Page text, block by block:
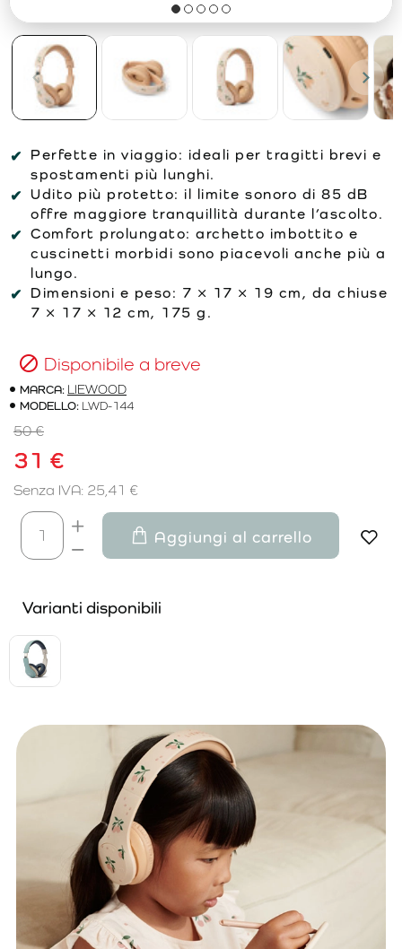
Perfette in viaggio: ideali per tragitti brevi e
spostamenti più lunghi.
Udito più protetto: il limite sonoro di 85 dB
offre maggiore tranquillità durante l’ascolto.
Comfort prolungato: archetto imbottito e
cuscinetti morbidi sono piacevoli anche più a
lungo.
Dimensioni e peso: 7 × 17 × 19 cm, da chiuse
7 × 17 × 12 cm, 175 g.
Disponibile a breve
MARCA: LIEWOOD
MODELLO: LWD-144
31 €
50 €
Senza IVA: 25,41 €
Aggiungi al carrello
Varianti disponibili